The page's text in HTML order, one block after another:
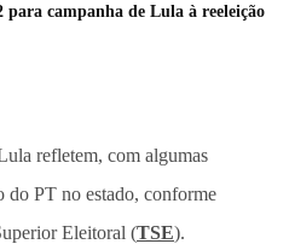
para campanha de Lula à reeleição
refletem, com algumas
do PT no estado, conforme
Eleitoral (TSE).